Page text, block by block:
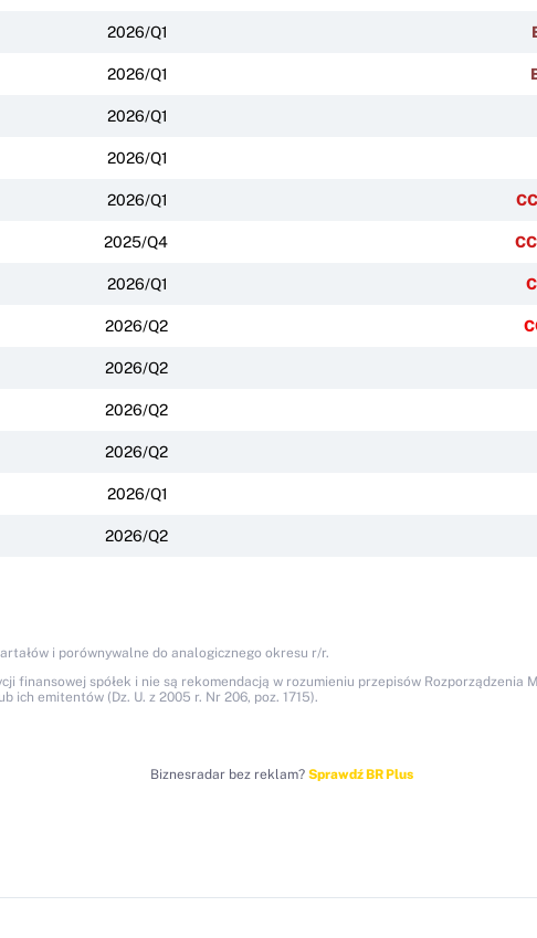
2026/Q1
2026/Q1
2026/Q1
2026/Q1
2026/Q1
2025/Q4
2026/Q1
2026/Q2
2026/Q2
2026/Q2
2026/Q2
2026/Q1
2026/Q2
i porównywalne do analogicznego okresu r/r.
finansowej spółek i nie są rekomendacją w rozumieniu przepisów Rozporządzenia
emitentów (Dz. U. z 2005 r. Nr 206, poz. 1715).
Biznesradar bez reklam? Sprawdź BR Plus